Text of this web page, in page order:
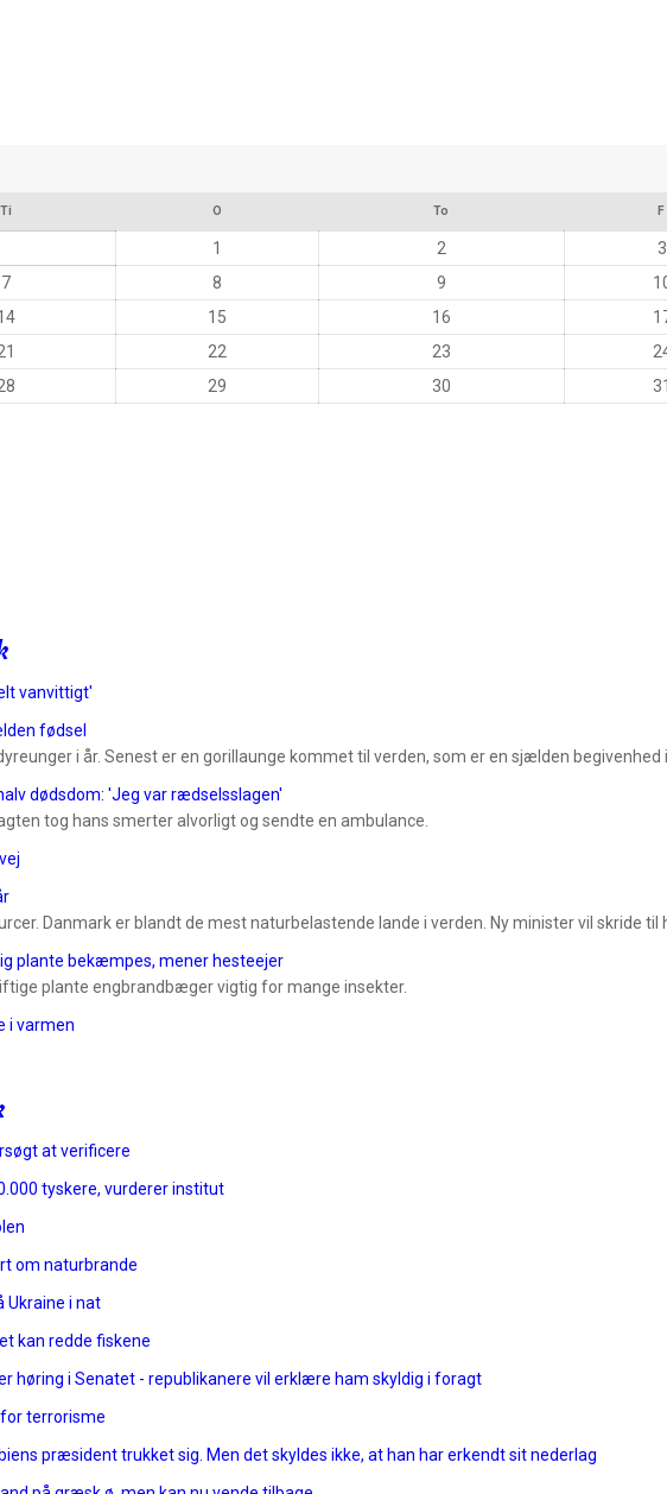
Ti O To F
1 2 3
7 8 9
15 16
22 23
29 30 31
vanvittigt'
fødsel
i år. Senest er en gorillaunge kommet til verden, som er en sjælden begivenhed
dødsdom: 'Jeg var rædselsslagen'
tog hans smerter alvorligt og sendte en ambulance.
Danmark er blandt de mest naturbelastende lande i verden. Ny minister vil skride
plante bekæmpes, mener hesteejer
plante engbrandbæger vigtig for mange insekter.
i varmen
at verificere
tyskere, vurderer institut
om naturbrande
Ukraine i nat
kan redde fiskene
høring i Senatet - republikanere vil erklære ham skyldig i foragt
terrorisme
præsident trukket sig. Men det skyldes ikke, at han har erkendt sit nederlag